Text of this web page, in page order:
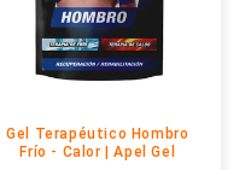
Gel Terapéutico Hombro
Frío - Calor | Apel Gel